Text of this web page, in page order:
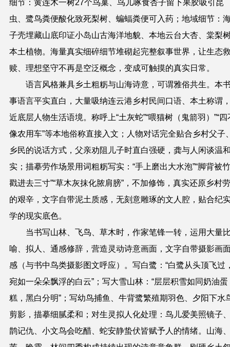
细节：黄连木一树27个鸟巢、鸟儿啄食杏子留下果胶吸引昆
虫、鹭鸟粪便酸化致死梨树、蝙蝠粪便可入药；地域细节：
子壳埋藏山底印证小岛山古海洋地貌、本地云台大杏、棠梨
本土植物。海量真实细碎细节堆砌起完整叙事世界，让生态
赎、理想坚守不再是空泛概念，变成可触摸的真实日常。
语言风格兼具乡土粗粝与山海诗意，可谓雅俗共生。本
事语言平实直白，大量吸纳连云港乡村民间口语、本土称谓
近底层人物生活语境。称呼上“土灰蛇”“喂猫树（鬼箭羽） ”“四
像农用车”等本地俗称直接入文；人物对话完全贴合乡村父子
乡民的说话方式，父亲劝阻儿子时直白强硬，龚与人闲谈温
实；描摹劳作场景用词粗粝写实： “手上磨出大水泡”“脚背被
戳进去三寸”“草木灰抹化脓肩膀” ，不加修饰，真实还原乡村
的艰辛，文字自带泥土质感，无刻意雕琢的文人腔，贴合纪
学的现实底色。
当书写山林、飞鸟、草木时，作家笔锋一转，运用大量
喻、拟人、通感修辞，营造灵动诗意画面，文字自带摄影画
感（与书中鸟类摄影图文呼应）。写白鹭： “白鹭从头顶飞过
宛如一朵朵飘浮的白云” ；写大雪山林： “层层积雪如同奶油蛋
糕，黑白分明” ；写幼鸟捕鱼、牛背鹭繁殖期羽色、夕阳下水
剪影，描摹细腻柔和；对生灵拟人化处理：鸟儿爱美照镜子
鹊记仇、小文鸟会吃醋、蛇安静蛰伏皆赋予人的情绪。山海